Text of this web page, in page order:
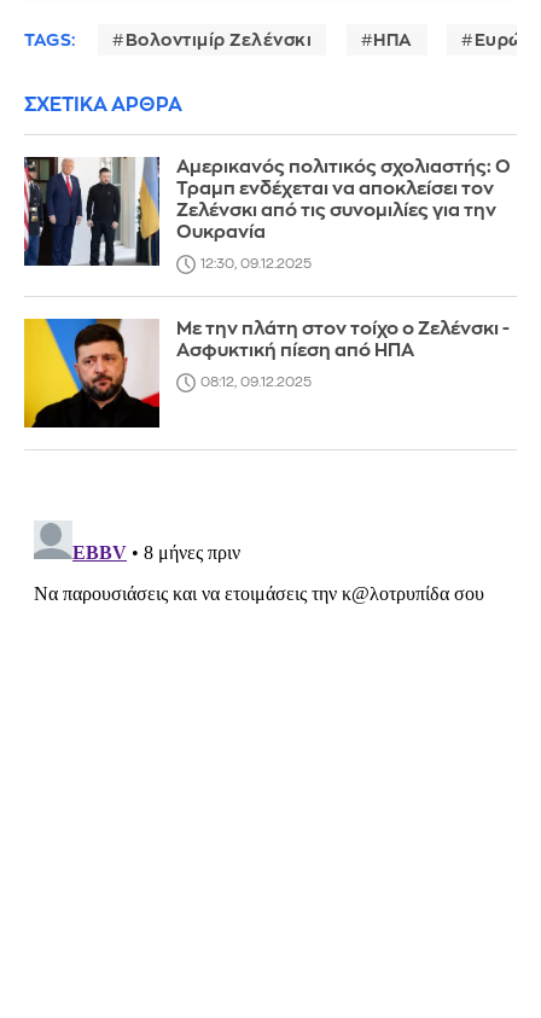
TAGS: Βολοντιμίρ Ζελένσκι ΗΠΑ
ΣΧΕΤΙΚΑ ΑΡΘΡΑ
Αμερικανός πολιτικός σχολιαστής: Ο
Τραμπ ενδέχεται να αποκλείσει τον
Ζελένσκι από τις συνομιλίες για την
Ουκρανία
12:30, 09.12.2025
Με την πλάτη στον τοίχο ο Ζελένσκι -
Ασφυκτική πίεση από ΗΠΑ
08:12, 09.12.2025